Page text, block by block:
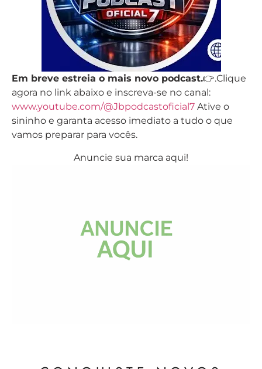
Em breve estreia o mais novo podcast.👉.Clique
agora no link abaixo e inscreva-se no canal:
www.youtube.com/@Jbpodcastoficial7 Ative o
sininho e garanta acesso imediato a tudo o que
vamos preparar para vocês.
Anuncie sua marca aqui!